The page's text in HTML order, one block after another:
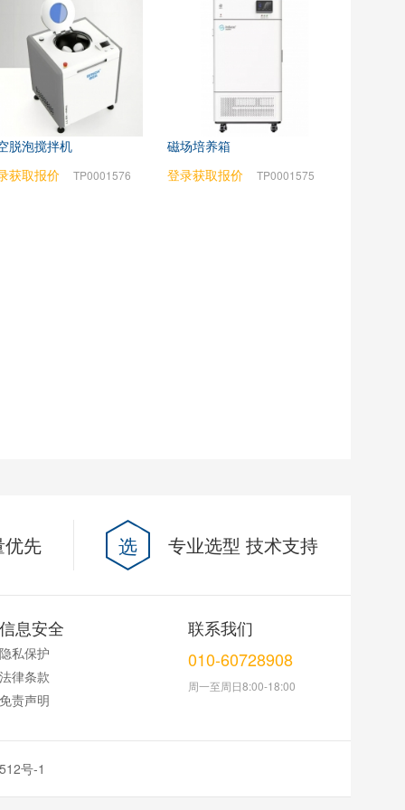
脱泡搅拌机
获取报价
TP0001576
磁场培养箱
登录获取报价
TP0001575
优先 选 专业选型 技术支持
信息安全
隐私保护
法律条款
免责声明
联系我们
010-60728908
周一至周日8:00-18:00
号-1